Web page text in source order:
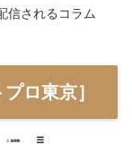
信されるコラム
ロ東京］